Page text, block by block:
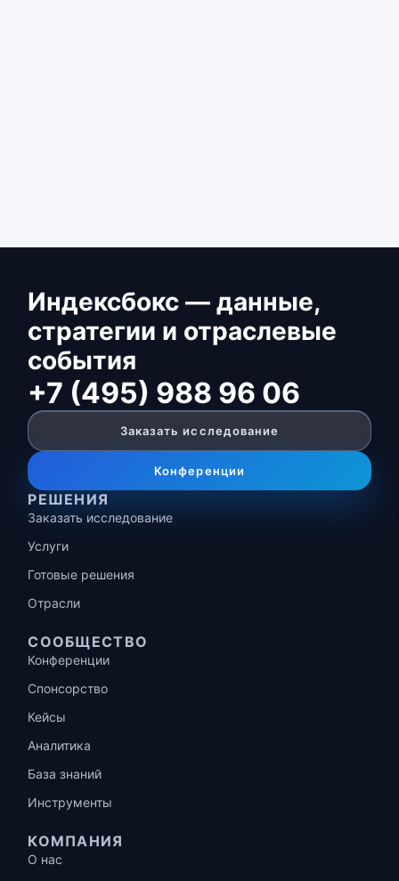
Индексбокс — данные,
стратегии и отраслевые
события
+7 (495) 988 96 06
Заказать исследование
Конференции
РЕШЕНИЯ
Заказать исследование
Услуги
Готовые решения
Отрасли
СООБЩЕСТВО
Конференции
Спонсорство
Кейсы
Аналитика
База знаний
Инструменты
КОМПАНИЯ
О нас